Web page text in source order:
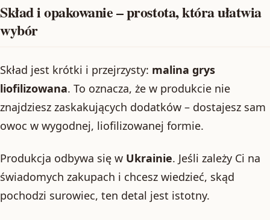
Skład i opakowanie – prostota, która ułatwia
wybór
Skład jest krótki i przejrzysty: malina grys
liofilizowana. To oznacza, że w produkcie nie
znajdziesz zaskakujących dodatków – dostajesz sam
owoc w wygodnej, liofilizowanej formie.
Produkcja odbywa się w Ukrainie. Jeśli zależy Ci na
świadomych zakupach i chcesz wiedzieć, skąd
pochodzi surowiec, ten detal jest istotny.